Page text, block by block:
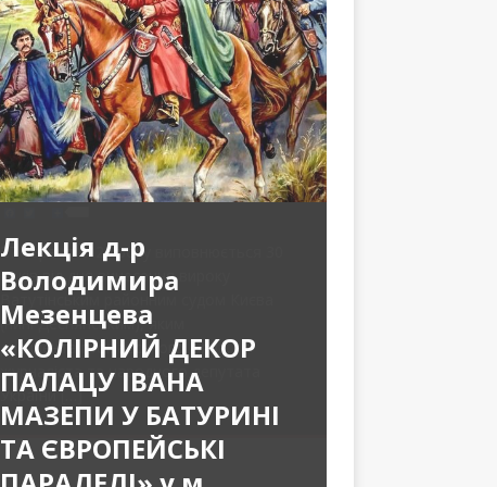
Лекція д-р
Володимира
Мезенцева
«КОЛІРНИЙ ДЕКОР
ПАЛАЦУ ІВАНА
МАЗЕПИ У БАТУРИНІ
ТА ЄВРОПЕЙСЬКІ